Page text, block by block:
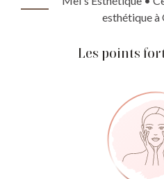
esthétique à
Les points